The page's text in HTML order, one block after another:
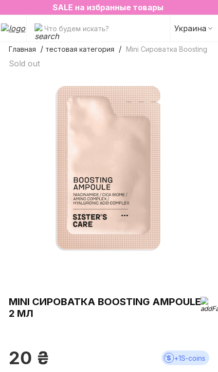
2=3 на любимые ароматы для дома✨
SALE на избранные товары
Что будем искать? Украина
Главная тестовая категория Mini Сироватка Boosting
Sold out
MINI СИРОВАТКА BOOSTING AMPOULE
2 МЛ
20 ₴ +1S-coins